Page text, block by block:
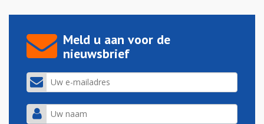
Meld u aan voor de
nieuwsbrief